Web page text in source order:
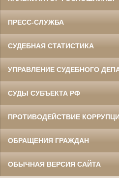
ПРЕСС-СЛУЖБА
СУДЕБНАЯ СТАТИСТИКА
УПРАВЛЕНИЕ СУДЕБНОГО
СУДЫ СУБЪЕКТА РФ
ПРОТИВОДЕЙСТВИЕ
ОБРАЩЕНИЯ ГРАЖДАН
ОБЫЧНАЯ ВЕРСИЯ САЙТА